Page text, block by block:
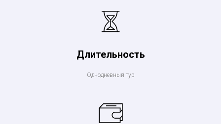
Длительность
Однодневный тур